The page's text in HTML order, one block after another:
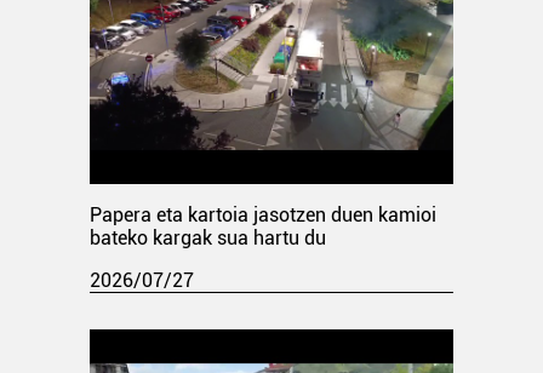
Papera eta kartoia jasotzen duen kamioi
bateko kargak sua hartu du
2026/07/27